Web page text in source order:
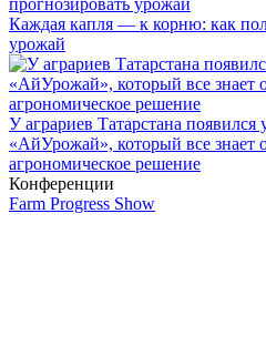
Каждая капля — к корню: как
урожай
У аграриев Татарстана
«АйУрожай», который все знает
агрономическое решение
Конференции
Farm Progress Show